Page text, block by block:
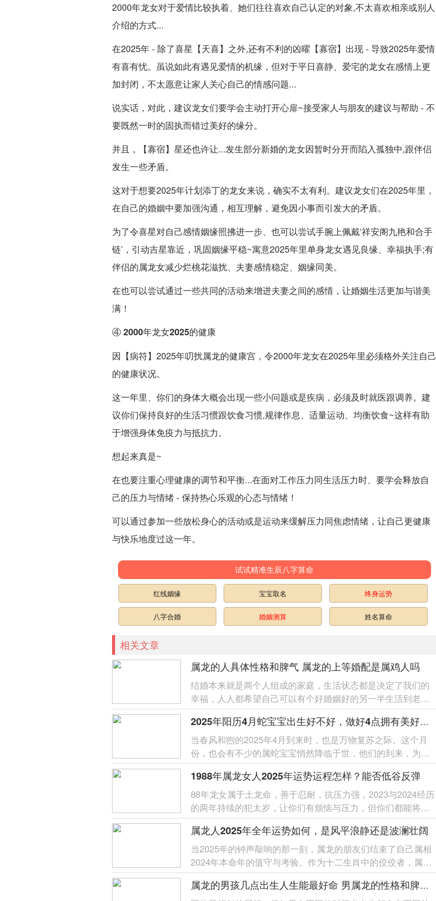
2000年龙女对于爱情比较执着、她们往往喜欢自己认定的对象,不太喜欢相亲或别人
介绍的方式...
在2025年 - 除了喜星【天喜】之外,还有不利的凶曜【寡宿】出现 - 导致2025年爱情
有喜有忧。虽说如此有遇见爱情的机缘，但对于平日喜静、爱宅的龙女在感情上更
加封闭，不太愿意让家人关心自己的情感问题...
说实话，对此，建议龙女们要学会主动打开心扉~接受家人与朋友的建议与帮助 - 不
要既然一时的固执而错过美好的缘分。
并且，【寡宿】星还也许让...发生部分新婚的龙女因暂时分开而陷入孤独中,跟伴侣
发生一些矛盾。
这对于想要2025年计划添丁的龙女来说，确实不太有利。建议龙女们在2025年里，
在自己的婚姻中要加强沟通，相互理解，避免因小事而引发大的矛盾。
为了令喜星对自己感情姻缘照拂进一步、也可以尝试手腕上佩戴‘祥安阁九艳和合手
链’，引动吉星靠近，巩固姻缘平稳~寓意2025年里单身龙女遇见良缘、幸福执手;有
伴侣的属龙女减少烂桃花滋扰、夫妻感情稳定、姻缘同美。
在也可以尝试通过一些共同的活动来增进夫妻之间的感情，让婚姻生活更加与谐美
满！
④ 2000年龙女2025的健康
因【病符】2025年叨扰属龙的健康宫，令2000年龙女在2025年里必须格外关注自己
的健康状况。
这一年里、你们的身体大概会出现一些小问题或是疾病，必须及时就医跟调养。建
议你们保持良好的生活习惯跟饮食习惯,规律作息、适量运动、均衡饮食~这样有助
于增强身体免疫力与抵抗力。
想起来真是~
在也要注重心理健康的调节和平衡...在面对工作压力同生活压力时、要学会释放自
己的压力与情绪 - 保持热心乐观的心态与情绪！
可以通过参加一些放松身心的活动或是运动来缓解压力同焦虑情绪，让自己更健康
与快乐地度过这一年。
试试精准生辰八字算命
红线姻缘 宝宝取名 终身运势
八字合婚 婚姻测算 姓名算命
相关文章
属龙的人具体性格和脾气 属龙的上等婚配是属鸡人吗
结婚本来就是两个人组成的家庭，生活状态都是决定了我们的
幸福，人人都希望自己可以有个好婚姻好的另一半生活到老，
对属龙人来说若是配对是否和属...
2025年阳历4月蛇宝宝出生好不好，做好4点拥有美好未来
当春风和煦的2025年4月到来时，也是万物复苏之际。这个月
份，也会有不少的属蛇宝宝悄然降临于世，他们的到来，为家
庭带来喜悦，更是自然与命运的美妙...
1988年属龙女人2025年运势运程怎样？能否低谷反弹
88年龙女属于土龙命，善于忍耐，抗压力强，2023与2024经历
的两年持续的犯太岁，让你们有烦恼与压力，但你们都能将压
力转化。那么2025年，结束了犯太岁，运...
属龙人2025年全年运势如何，是风平浪静还是波澜壮阔
当2025年的钟声敲响的那一刻，属龙的朋友们结束了自己属相
2024年本命年的值守与考验。作为十二生肖中的佼佼者，属龙
之人总能在逆境中展现出非凡...
属龙的男孩几点出生人生能最好命 男属龙的性格和脾气都有哪些特征